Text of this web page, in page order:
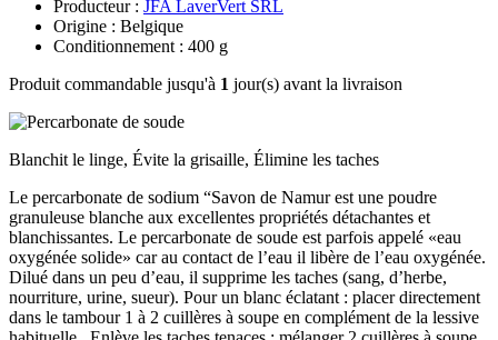
Producteur : JFA LaverVert SRL
Origine : Belgique
Conditionnement : 400 g
Produit commandable jusqu'à 1 jour(s) avant la livraison
Blanchit le linge, Évite la grisaille, Élimine les taches
Le percarbonate de sodium “Savon de Namur est une poudre
granuleuse blanche aux excellentes propriétés détachantes et
blanchissantes. Le percarbonate de soude est parfois appelé «eau
oxygénée solide» car au contact de l’eau il libère de l’eau oxygénée.
Dilué dans un peu d’eau, il supprime les taches (sang, d’herbe,
nourriture, urine, sueur). Pour un blanc éclatant : placer directement
dans le tambour 1 à 2 cuillères à soupe en complément de la lessive